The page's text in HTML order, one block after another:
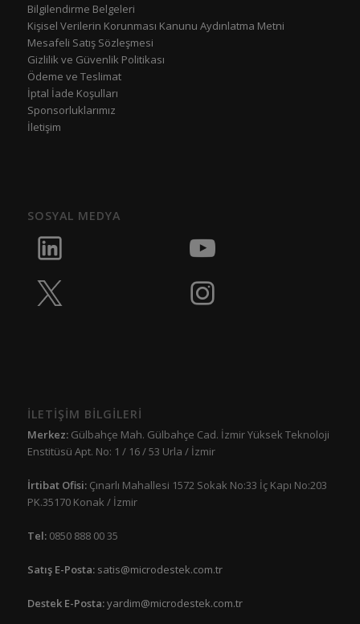
Bilgilendirme Belgeleri
Kişisel Verilerin Korunması Kanunu Aydınlatma Metni
Mesafeli Satış Sözleşmesi
Gizlilik ve Güvenlik Politikası
Ödeme ve Teslimat
İptal İade Koşulları
Sponsorluklarımız
İletişim
SOSYAL MEDYA
İLETİŞİM BİLGİLERİ
Merkez:Gülbahçe Mah. Gülbahçe Cad. İzmir Yüksek Teknoloji
Enstitüsü Apt. No: 1 / 16 / 53 Urla / İzmir
İrtibat Ofisi: Çınarlı Mahallesi 1572 Sokak No:33 İç Kapı No:203
PK.35170 Konak / İzmir
Tel:0850 888 00 35
Satış E-Posta: satis@microdestek.com.tr
Destek E-Posta:yardim@microdestek.com.tr